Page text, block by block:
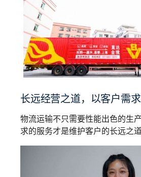
长远经营之道，以客户需
物流运输不只需要性能出色的生
求的服务才是维护客户的长远之道